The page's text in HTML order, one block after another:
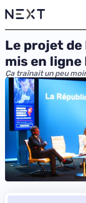
Le projet
mis en ligne
Ça traînait un peu